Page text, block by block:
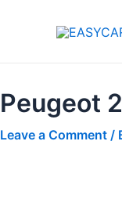
Peugeot
Leave a Comment /